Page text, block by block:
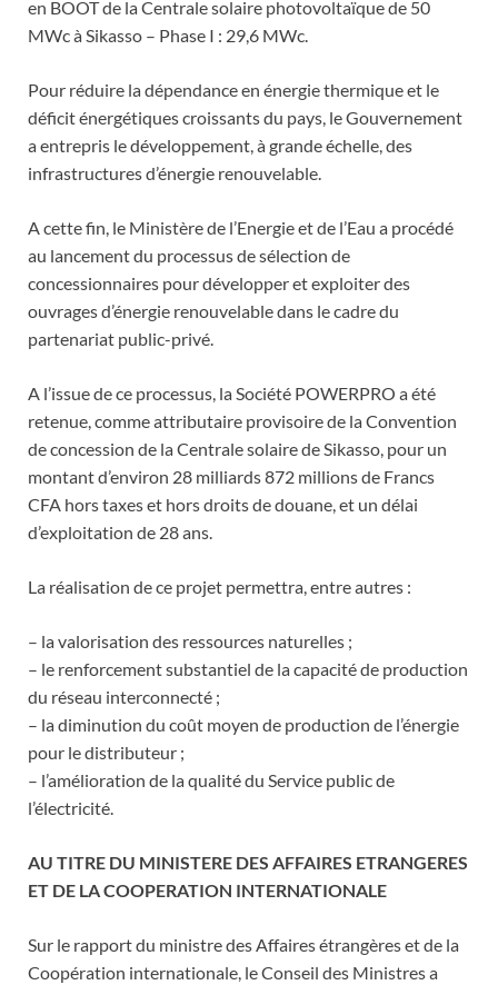
en BOOT de la Centrale solaire photovoltaïque de 50
MWc à Sikasso – Phase I : 29,6 MWc.
Pour réduire la dépendance en énergie thermique et le
déficit énergétiques croissants du pays, le Gouvernement
a entrepris le développement, à grande échelle, des
infrastructures d’énergie renouvelable.
A cette fin, le Ministère de l’Energie et de l’Eau a procédé
au lancement du processus de sélection de
concessionnaires pour développer et exploiter des
ouvrages d’énergie renouvelable dans le cadre du
partenariat public-privé.
A l’issue de ce processus, la Société POWERPRO a été
retenue, comme attributaire provisoire de la Convention
de concession de la Centrale solaire de Sikasso, pour un
montant d’environ 28 milliards 872 millions de Francs
CFA hors taxes et hors droits de douane, et un délai
d’exploitation de 28 ans.
La réalisation de ce projet permettra, entre autres :
– la valorisation des ressources naturelles ;
– le renforcement substantiel de la capacité de production
du réseau interconnecté ;
– la diminution du coût moyen de production de l’énergie
pour le distributeur ;
– l’amélioration de la qualité du Service public de
l’électricité.
AU TITRE DU MINISTERE DES AFFAIRES ETRANGERES
ET DE LA COOPERATION INTERNATIONALE
Sur le rapport du ministre des Affaires étrangères et de la
Coopération internationale, le Conseil des Ministres a